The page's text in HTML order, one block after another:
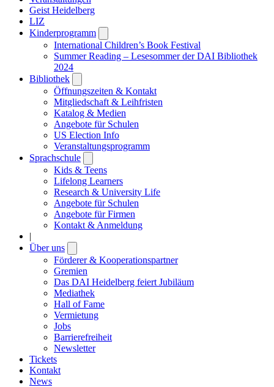
Geist Heidelberg
LIZ
Kinderprogramm
submenu
International Children’s Book Festival
Summer Reading – Lesesommer der DAI Bibliothek
2024
Bibliothek
submenu
Öffnungszeiten & Kontakt
Mitgliedschaft & Leihfristen
Katalog & Medien
Angebote für Schulen
US Election Info
Veranstaltungsprogramm
Sprachschule
submenu
Kids & Teens
Lifelong Learners
Research & University Life
Angebote für Schulen
Angebote für Firmen
Kontakt & Anmeldung
|
Über uns
submenu
Förderer & Kooperationspartner
Gremien
Das DAI Heidelberg feiert Jubiläum
Mediathek
Hall of Fame
Vermietung
Jobs
Barrierefreiheit
Newsletter
Tickets
Kontakt
News